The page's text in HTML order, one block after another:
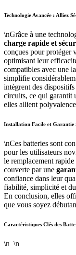
Technologie Avancée : Alliez
\nGrâce à une
charge rapide et
conçues pour protéger
optimisant leur
compatibles avec une
simplifie
intègrent des
circuits, ce qui garantit
elles allient
Installation Facile et Garantie
\nCes batteries sont
pour les utilisateurs
le remplacement
couverte par une
confiance dans leur
fiabilité, simplicité et
En conclusion, elles
que vous soyez
Caractéristiques Clés des
\n \n